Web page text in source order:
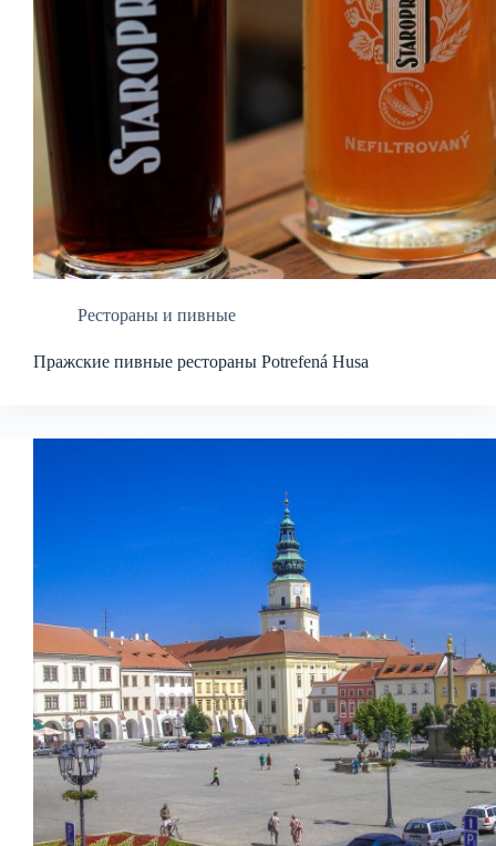
Рестораны и пивные
Пражские пивные рестораны Potrefená Husa